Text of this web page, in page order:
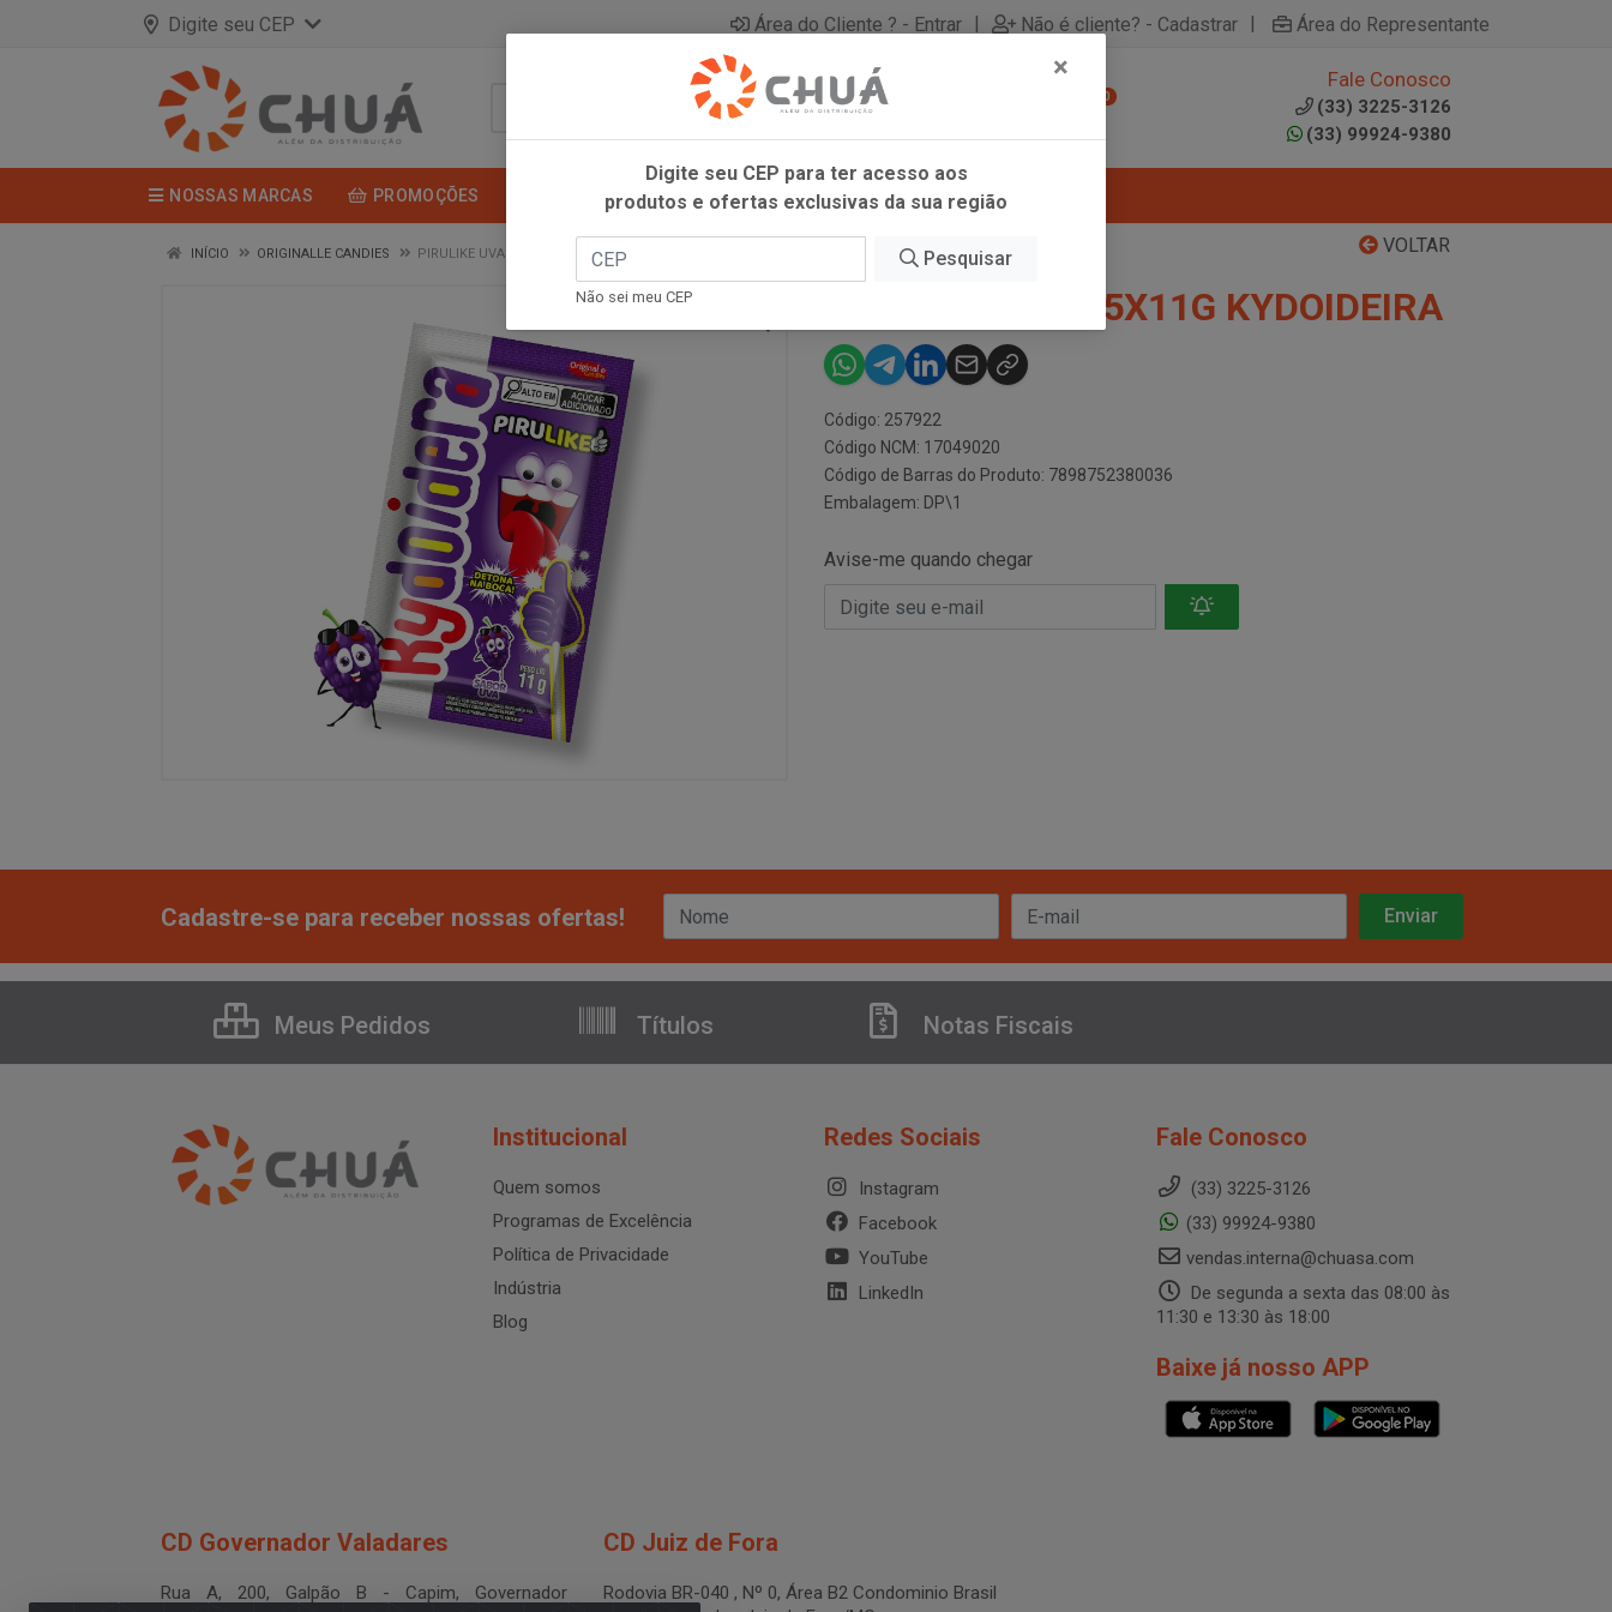
Digite seu CEP Área do Cliente ? - Entrar | Não é cliente? - Cadastrar | Área do Representante
0
Fale Conosco
(33) 3225-3126
(33) 99924-9380
NOSSAS MARCAS PROMOÇÕES
VOLTAR
INÍCIO ORIGINALLE CANDIES PIRULIKE UVA 15X11G KYDOIDEIRA
PIRULIKE UVA 15X11G KYDOIDEIRA
Código: 257922
Código NCM: 17049020
Código de Barras do Produto: 7898752380036
Embalagem: DP\1
Avise-me quando chegar
Cadastre-se para receber nossas ofertas!
Meus Pedidos Títulos Notas Fiscais
Institucional
Quem somos
Programas de Excelência
Política de Privacidade
Indústria
Blog
Redes Sociais
Instagram
Facebook
YouTube
LinkedIn
Fale Conosco
(33) 3225-3126
(33) 99924-9380
vendas.interna@chuasa.com
De segunda a sexta das 08:00 às
11:30 e 13:30 às 18:00
Baixe já nosso APP
CD Governador Valadares
Rua A, 200, Galpão B - Capim, Governador
CD Juiz de Fora
Rodovia BR-040 , Nº 0, Área B2 Condominio Brasil
×
Digite seu CEP para ter acesso aos
produtos e ofertas exclusivas da sua região
Pesquisar
Não sei meu CEP